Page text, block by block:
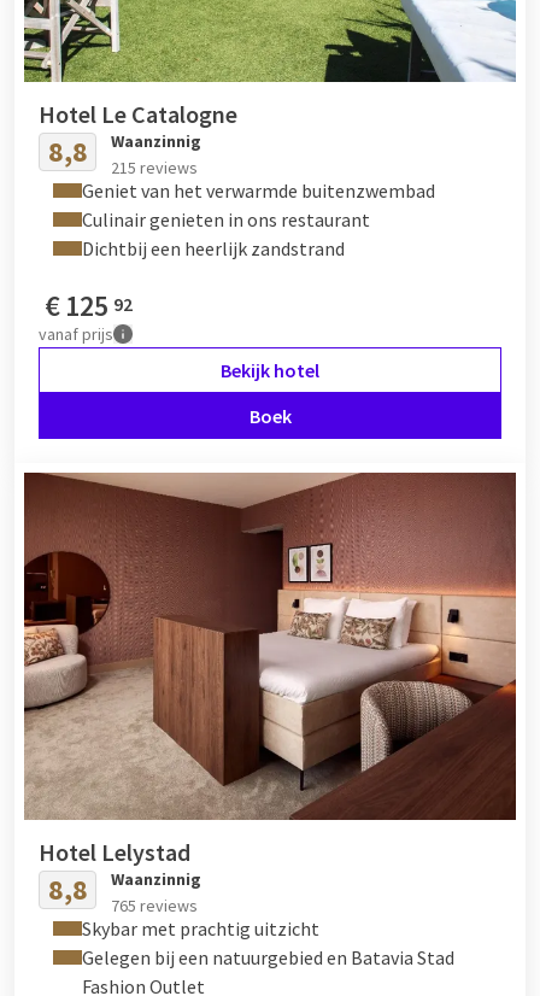
Hotel Le Catalogne
8,8
Waanzinnig
215 reviews
Geniet van het verwarmde buitenzwembad
Culinair genieten in ons restaurant
Dichtbij een heerlijk zandstrand
€125 92
vanafprijs
Bekijk hotel
Boek
Hotel Lelystad
8,8
Waanzinnig
765 reviews
Skybar met prachtig uitzicht
Gelegen bij een natuurgebied en Batavia Stad
Fashion Outlet